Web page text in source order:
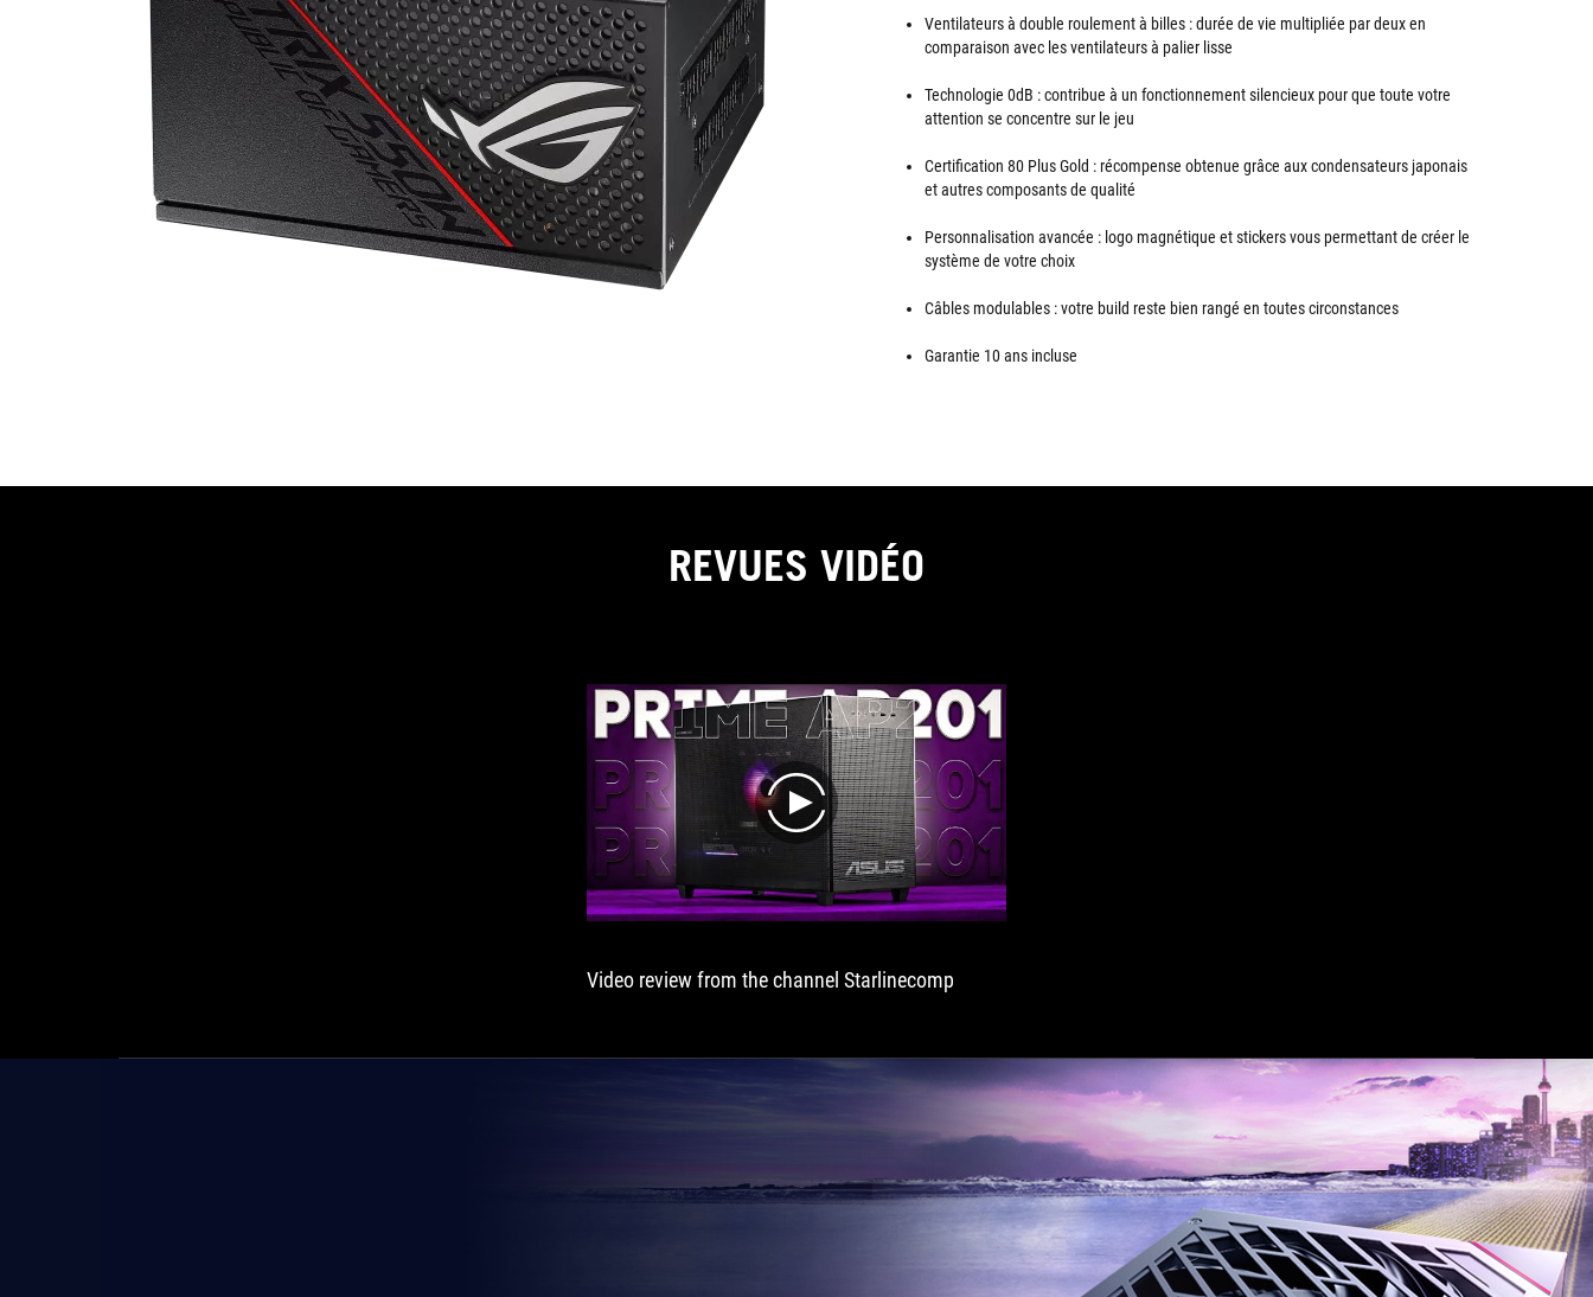
Ventilateurs à double roulement à billes : durée de vie multipliée par deux en
comparaison avec les ventilateurs à palier lisse
Technologie 0dB : contribue à un fonctionnement silencieux pour que toute votre
attention se concentre sur le jeu
Certification 80 Plus Gold : récompense obtenue grâce aux condensateurs japonais
et autres composants de qualité
Personnalisation avancée : logo magnétique et stickers vous permettant de créer le
système de votre choix
Câbles modulables : votre build reste bien rangé en toutes circonstances
Garantie 10 ans incluse
REVUES VIDÉO
play
Video review from the channel Starlinecomp